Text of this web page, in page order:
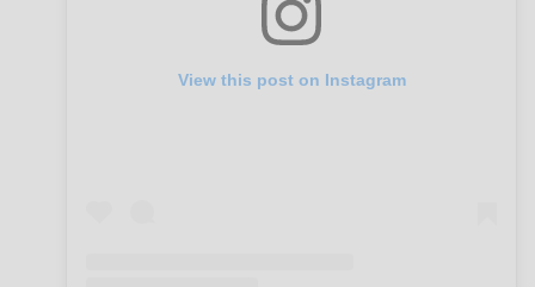
View this post on Instagram